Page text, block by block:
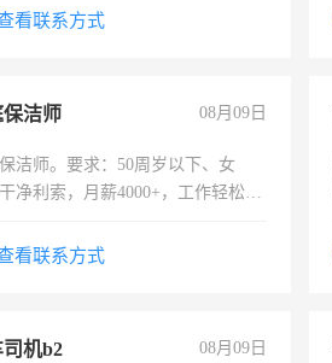
看联系方式
保洁师 08月09日
洁师。要求：50周岁以下、女
净利索，月薪4000+，工作轻松，
。
看联系方式
机b2 08月09日